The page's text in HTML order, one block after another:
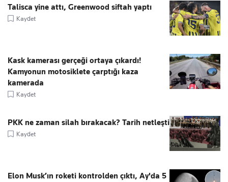
Talisca yine attı, Greenwood siftah yaptı
Kaydet
Kask kamerası gerçeği ortaya çıkardı!
Kamyonun motosiklete çarptığı kaza
kamerada
Kaydet
PKK ne zaman silah bırakacak? Tarih netleşti
Kaydet
Elon Musk’ın roketi kontrolden çıktı, Ay'da 5